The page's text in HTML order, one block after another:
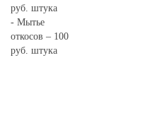
руб. штука
- Мытье
откосов – 100
руб. штука